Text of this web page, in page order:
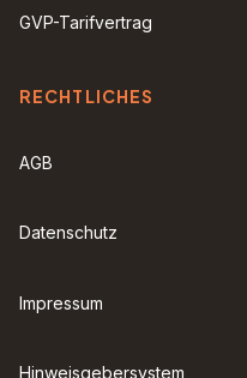
GVP-Tarifvertrag
RECHTLICHES
AGB
Datenschutz
Impressum
Hinweisgebersystem